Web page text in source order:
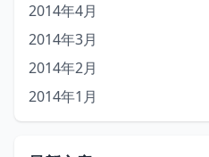
2014年4月
2014年3月
2014年2月
2014年1月